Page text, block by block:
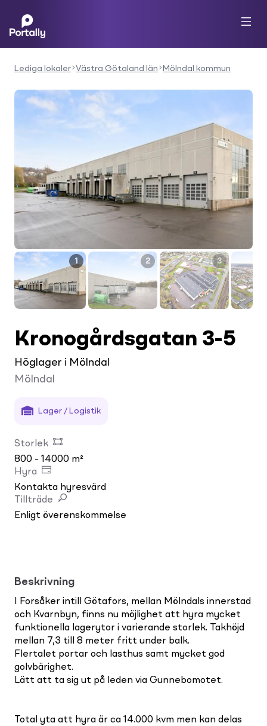
Lediga lokaler Västra Götaland län Mölndal kommun
1 2 3
Kronogårdsgatan 3-5
Höglager i Mölndal
Mölndal
Lager / Logistik
Storlek
800 - 14000 m²
Hyra
Kontakta hyresvärd
Tillträde
Enligt överenskommelse
Beskrivning
I Forsåker intill Götafors, mellan Mölndals innerstad
och Kvarnbyn, finns nu möjlighet att hyra mycket
funktionella lagerytor i varierande storlek. Takhöjd
mellan 7,3 till 8 meter fritt under balk.
Flertalet portar och lasthus samt mycket god
golvbärighet.
Lätt att ta sig ut på leden via Gunnebomotet.
Total yta att hyra är ca 14.000 kvm men kan delas